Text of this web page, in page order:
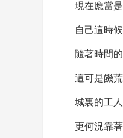
現在應當
自己這時
隨著時間
這可是饑
城裏的工
更何況靠